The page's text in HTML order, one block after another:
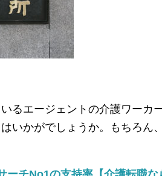
るエージェントの介護ワーカ
いかがでしょうか。もちろん